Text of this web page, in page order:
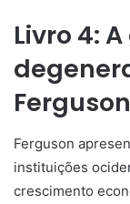
Livro 4:
Ferguson
instituições
crescimento